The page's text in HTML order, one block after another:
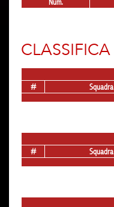
CLASSIFICA
#
Squadra
#
Squadra